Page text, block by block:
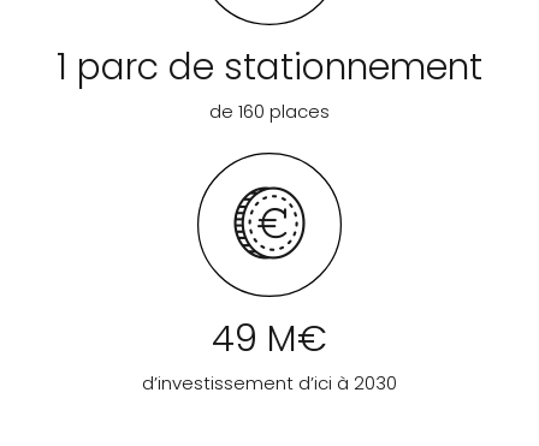
1 parc de stationnement
de 160 places
49 M€
d’investissement d’ici à 2030